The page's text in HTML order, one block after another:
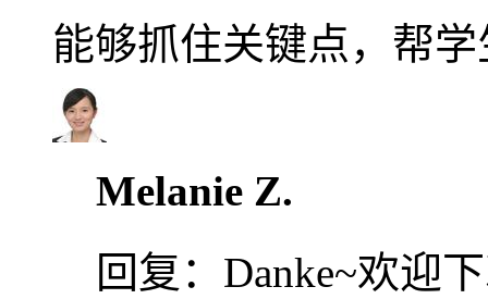
能够抓住关键点，帮
Melanie Z.
回复： Danke~欢迎